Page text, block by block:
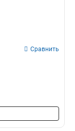
Сравнить